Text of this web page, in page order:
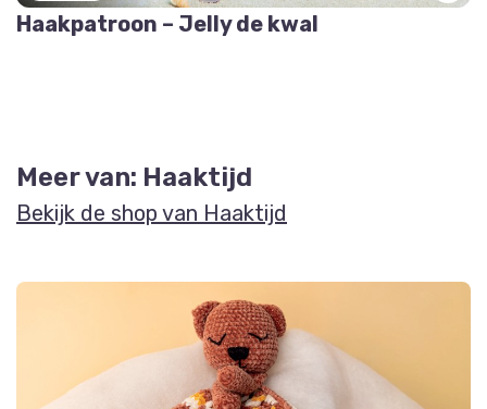
Haakpatroon – Jelly de kwal
Meer van: Haaktijd
Bekijk de shop van Haaktijd